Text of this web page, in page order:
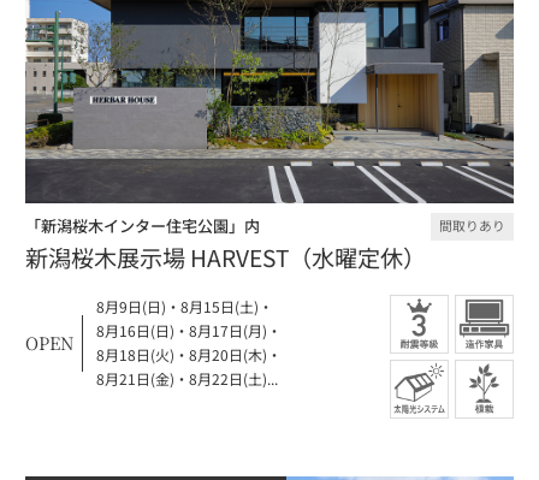
「新潟桜木インター住宅公園」内 間取りあり
新潟桜木展示場 HARVEST（水曜定休）
OPEN
8月9日(日) ・ 8月15日(土) ・
8月16日(日) ・ 8月17日(月) ・
8月18日(火) ・ 8月20日(木) ・
8月21日(金) ・ 8月22日(土)...